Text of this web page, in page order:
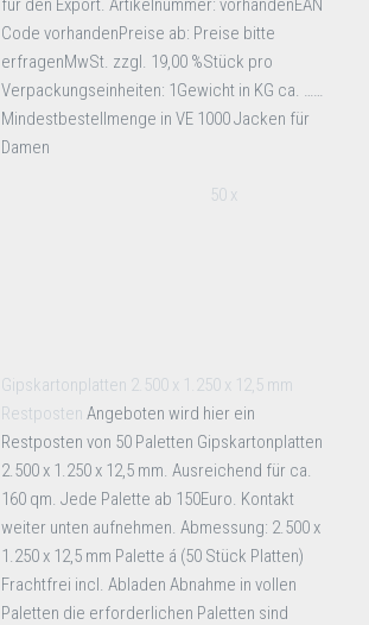
für den Export. Artikelnummer: vorhandenEAN
Code vorhandenPreise ab: Preise bitte
erfragenMwSt. zzgl. 19,00 %Stück pro
Verpackungseinheiten: 1Gewicht in KG ca. ……
Mindestbestellmenge in VE 1000 Jacken für
Damen
50 x
Gipskartonplatten 2.500 x 1.250 x 12,5 mm
Restposten Angeboten wird hier ein
Restposten von 50 Paletten Gipskartonplatten
2.500 x 1.250 x 12,5 mm. Ausreichend für ca.
160 qm. Jede Palette ab 150Euro. Kontakt
weiter unten aufnehmen. Abmessung: 2.500 x
1.250 x 12,5 mm Palette á (50 Stück Platten)
Frachtfrei incl. Abladen Abnahme in vollen
Paletten die erforderlichen Paletten sind